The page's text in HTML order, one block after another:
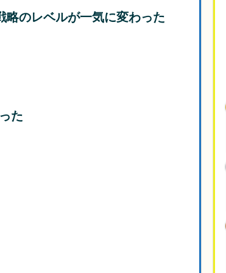
略のレベルが一気に変わった
た